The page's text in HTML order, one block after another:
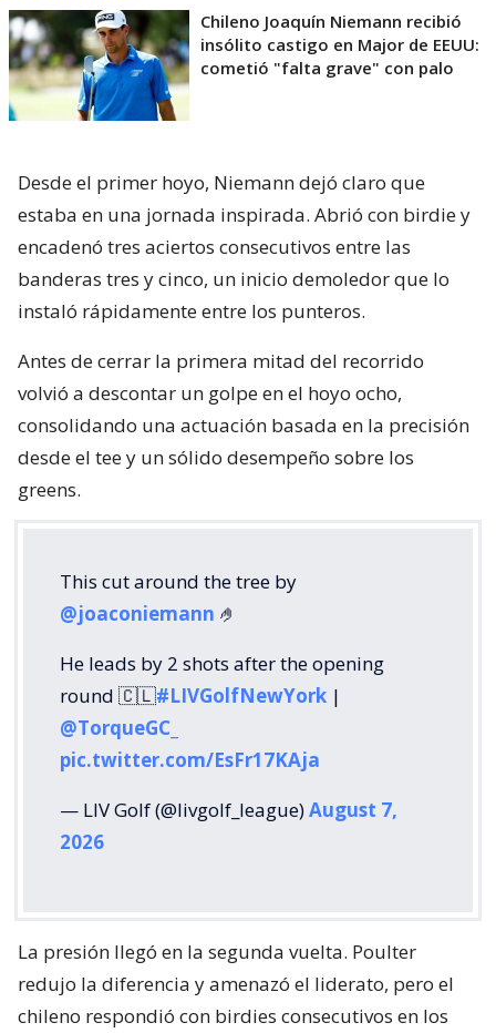
Chileno Joaquín Niemann recibió
insólito castigo en Major de EEUU:
cometió "falta grave" con palo
Desde el primer hoyo, Niemann dejó claro que
estaba en una jornada inspirada. Abrió con birdie y
encadenó tres aciertos consecutivos entre las
banderas tres y cinco, un inicio demoledor que lo
instaló rápidamente entre los punteros.
Antes de cerrar la primera mitad del recorrido
volvió a descontar un golpe en el hoyo ocho,
consolidando una actuación basada en la precisión
desde el tee y un sólido desempeño sobre los
greens.
This cut around the tree by
@joaconiemann 🤌
He leads by 2 shots after the opening
round 🇨🇱#LIVGolfNewYork |
@TorqueGC_
pic.twitter.com/EsFr17KAja
— LIV Golf (@livgolf_league)August 7,
2026
La presión llegó en la segunda vuelta. Poulter
redujo la diferencia y amenazó el liderato, pero el
chileno respondió con birdies consecutivos en los